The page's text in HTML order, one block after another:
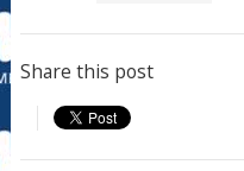
Share this post